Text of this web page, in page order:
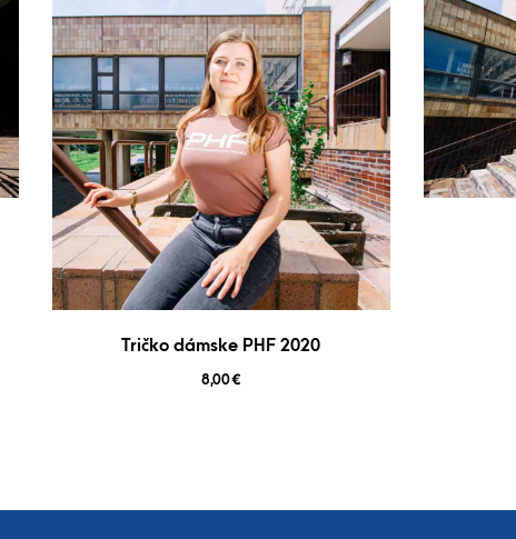
Tričko dámske PHF 2020
8,00€